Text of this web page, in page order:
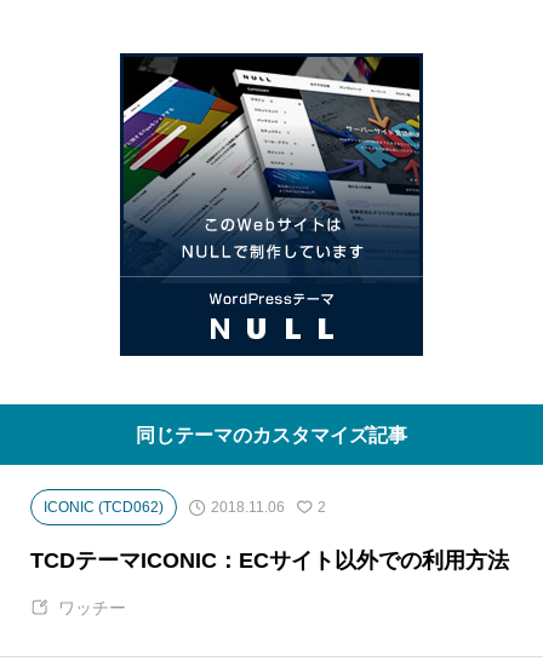
同じテーマのカスタマイズ記事
ICONIC (TCD062) 2018.11.06 2
TCDテーマICONIC：ECサイト以外での利用方法
ワッチー